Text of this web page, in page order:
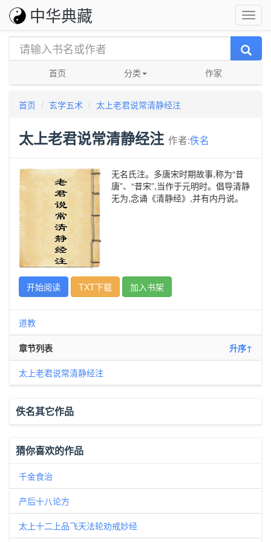
中华典藏
首页 分类 作家
首页 玄学五术 太上老君说常清静经注
太上老君说常清静经注 作者:佚名
无名氏注。多唐宋时期故事,称为“昔
唐”、“昔宋”,当作于元明时。倡导清静
无为,念诵《清静经》,并有内丹说。
开始阅读 TXT下载 加入书架
道教
章节列表 升序↑
太上老君说常清静经注
佚名其它作品
猜你喜欢的作品
千金食治
产后十八论方
太上十二上品飞天法轮劝戒妙经